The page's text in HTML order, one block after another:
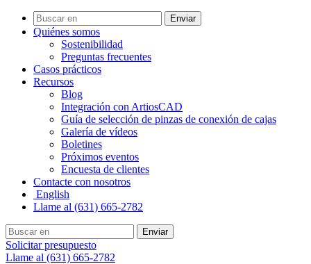
Enviar
Quiénes somos
Sostenibilidad
Preguntas frecuentes
Casos prácticos
Recursos
Blog
Integración con ArtiosCAD
Guía de selección de pinzas de conexión de cajas
Galería de vídeos
Boletines
Próximos eventos
Encuesta de clientes
Contacte con nosotros
English
Llame al (631) 665-2782
Enviar
Solicitar presupuesto
Llame al (631) 665-2782